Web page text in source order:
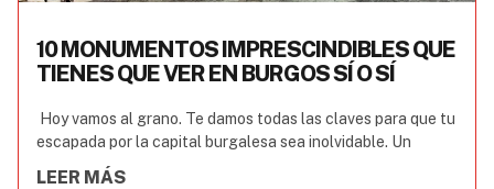
10 MONUMENTOS IMPRESCINDIBLES QUE
TIENES QUE VER EN BURGOS SÍ O SÍ
Hoy vamos al grano. Te damos todas las claves para que tu
escapada por la capital burgalesa sea inolvidable. Un
LEER MÁS